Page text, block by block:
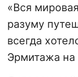
«Вся
разуму
всегда
Эрмитажа на